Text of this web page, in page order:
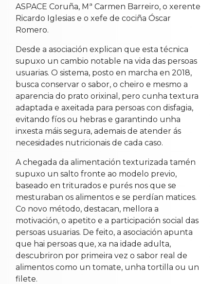
ASPACE Coruña, Mª Carmen Barreiro, o xerente
Ricardo Iglesias e o xefe de cociña Óscar
Romero.
Desde a asociación explican que esta técnica
supuxo un cambio notable na vida das persoas
usuarias. O sistema, posto en marcha en 2018,
busca conservar o sabor, o cheiro e mesmo a
aparencia do prato orixinal, pero cunha textura
adaptada e axeitada para persoas con disfagia,
evitando fíos ou hebras e garantindo unha
inxesta máis segura, ademais de atender ás
necesidades nutricionais de cada caso.
A chegada da alimentación texturizada tamén
supuxo un salto fronte ao modelo previo,
baseado en triturados e purés nos que se
mesturaban os alimentos e se perdían matices.
Co novo método, destacan, mellora a
motivación, o apetito e a participación social das
persoas usuarias. De feito, a asociación apunta
que hai persoas que, xa na idade adulta,
descubriron por primeira vez o sabor real de
alimentos como un tomate, unha tortilla ou un
filete.